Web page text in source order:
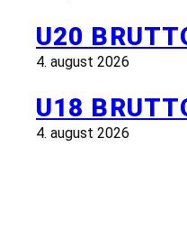
U20
4. august 2026
U18
4. august 2026